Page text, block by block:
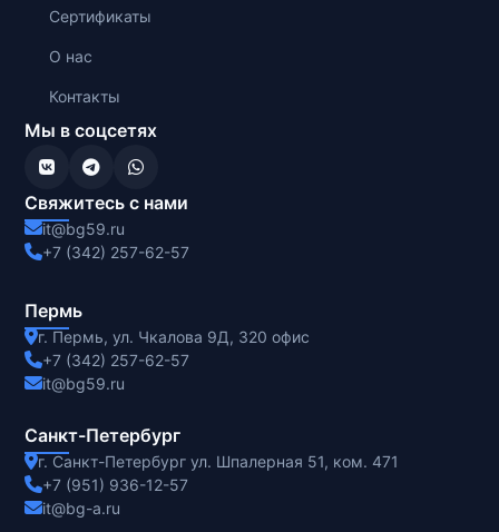
Сертификаты
О нас
Контакты
Мы в соцсетях
Свяжитесь с нами
it@bg59.ru
+7 (342) 257-62-57
Пермь
г. Пермь, ул. Чкалова 9Д, 320 офис
+7 (342) 257-62-57
it@bg59.ru
Санкт-Петербург
г. Санкт-Петербург ул. Шпалерная 51, ком. 471
+7 (951) 936-12-57
it@bg-a.ru